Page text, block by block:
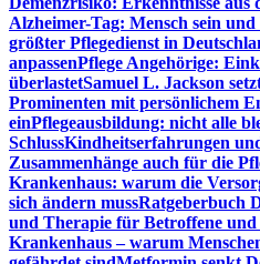
Alzheimer-Tag: Mensch sein und
größter Pflegedienst in
anpassenPflege Angehörige:
überlastetSamuel L. Jackson
Prominenten mit persönlichem
einPflegeausbildung: nicht alle
SchlussKindheitserfahrungen
Zusammenhänge auch für die
Krankenhaus: warum die
sich ändern mussRatgeberbuch
und Therapie für Betroffene und
Krankenhaus – warum